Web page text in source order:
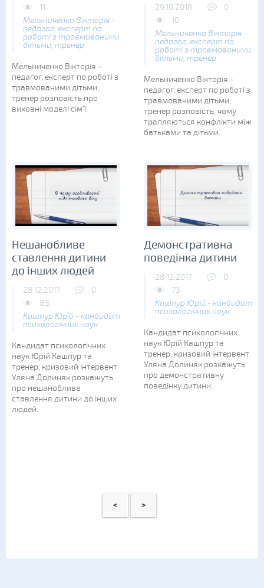
11
Мельниченко Вікторія -
педагог, експерт по
роботі з травмованими
дітьми, тренер
Мельниченко Вікторія -
педагог, експерт по роботі з
травмованими дітьми,
тренер розповість про
виховні моделі сім'ї.
29.10.2018
0
10
Мельниченко Вікторія -
педагог, експерт по
роботі з травмованими
дітьми, тренер
Мельниченко Вікторія -
педагог, експерт по роботі з
травмованими дітьми,
тренер розповість, чому
трапляються конфлікти між
батьками та дітьми.
Нешанобливе
ставлення дитини
до інших людей
28.12.2017
0
83
Кашпур Юрій - кандидат
психологічних наук
Кандидат психологічних
наук Юрій Кашпур та
тренер, кризовий інтервент
Уляна Долиняк розкажуть
про нешанобливе
ставлення дитини до інших
людей.
Демонстративна
поведінка дитини
28.12.2017
0
73
Кашпур Юрій - кандидат
психологічних наук
Кандидат психологічних
наук Юрій Кашпур та
тренер, кризовий інтервент
Уляна Долиняк розкажуть
про демонстративну
поведінку дитини.
< >